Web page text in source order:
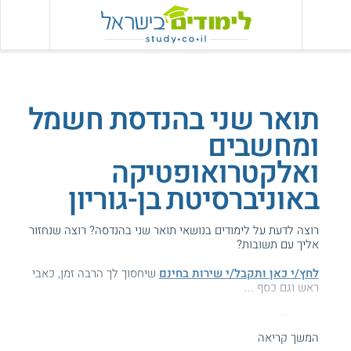
תואר שני בהנדסת חשמל
ומחשבים
ואלקטרואופטיקה
באוניברסיטת בן-גוריון
רוצה לדעת על לימודים בנושאי תואר שני בהנדסה? רוצה שנחזור
אליך עם תשובות?
לחץ/י כאן ותקבל/י שירות בחינם שיחסוך לך הרבה זמן, כאבי
ראש וגם כסף ...
ומחשבים ואלקטרואופטיקה.
המשך קריאה